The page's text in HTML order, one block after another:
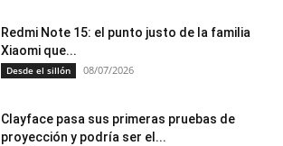
Redmi Note 15: el punto justo de la familia
Xiaomi que...
Desde el sillón 08/07/2026
Clayface pasa sus primeras pruebas de
proyección y podría ser el...